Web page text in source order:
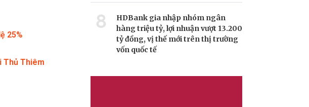
25%
Thủ Thiêm
8
HDBank gia nhập nhóm ngân
hàng triệu tỷ, lợi nhuận vượt 13.200
tỷ đồng, vị thế mới trên thị trường
vốn quốc tế